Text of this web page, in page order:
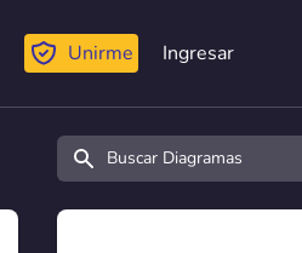
Unirme Ingresar
Buscar diagramas y manuales